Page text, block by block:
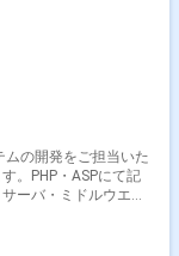
の開発をご担当いた
。PHP・ASPにて記
ーバ・ミドルウエア